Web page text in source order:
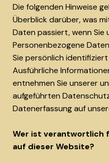
Die folgenden Hinweise
Überblick darüber, was
Daten passiert, wenn Sie
Personenbezogene
Sie persönlich
Ausführliche
entnehmen Sie unserer
aufgeführten
Datenerfassung auf
Wer ist verantwortlich
auf dieser Website?